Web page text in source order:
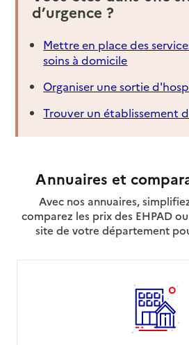
d’urgence ?
Mettre en place des
soins à domicile
Organiser une sortie
Trouver un établissement
Annuaires et
Avec nos annuaires,
comparez les prix des EHPAD
site de votre département